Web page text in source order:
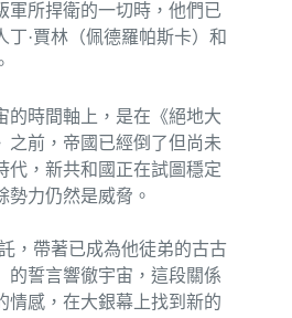
軍所捍衛的一切時，他們已
·賈林（佩德羅帕斯卡）和
的時間軸上，是在《絕地大
之前，帝國已經倒了但尚未
代，新共和國正在試圖穩定
勢力仍然是威脅。
，帶著已成為他徒弟的古古
的誓言響徹宇宙，這段關係
情感，在大銀幕上找到新的